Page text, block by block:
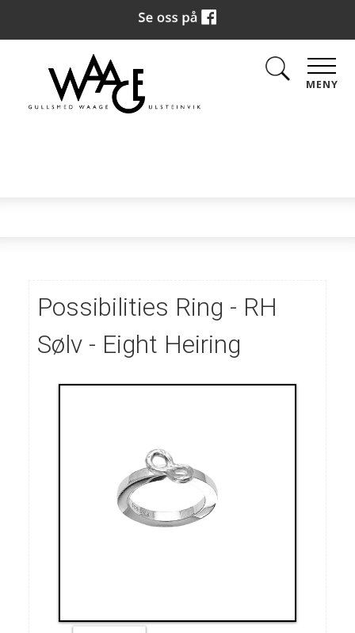
MENY
Possibilities Ring - RH
Sølv - Eight Heiring